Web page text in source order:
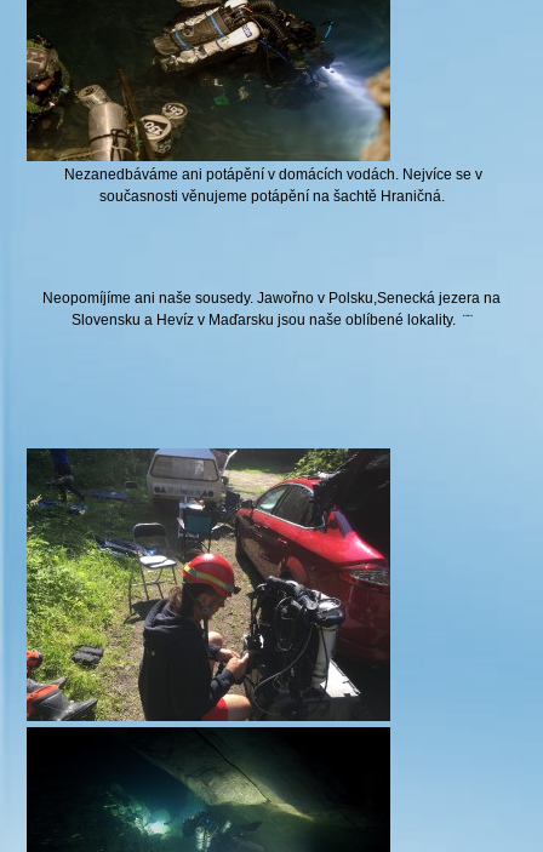
Nezanedbáváme ani potápění v domácích vodách. Nejvíce se v
současnosti věnujeme potápění na šachtě Hraničná.
Neopomíjíme ani naše sousedy. Jawořno v Polsku,Senecká jezera na
Slovensku a Hevíz v Maďarsku jsou naše oblíbené lokality. ¨¨